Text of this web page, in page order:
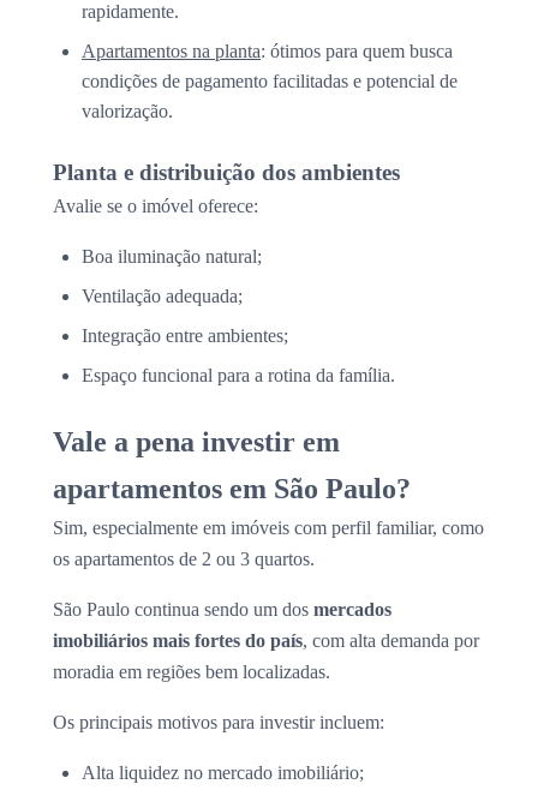
rapidamente.
Apartamentos na planta: ótimos para quem busca
condições de pagamento facilitadas e potencial de
valorização.
Planta e distribuição dos ambientes
Avalie se o imóvel oferece:
Boa iluminação natural;
Ventilação adequada;
Integração entre ambientes;
Espaço funcional para a rotina da família.
Vale a pena investir em
apartamentos em São Paulo?
Sim, especialmente em imóveis com perfil familiar, como
os apartamentos de 2 ou 3 quartos.
São Paulo continua sendo um dos mercados
imobiliários mais fortes do país, com alta demanda por
moradia em regiões bem localizadas.
Os principais motivos para investir incluem:
Alta liquidez no mercado imobiliário;